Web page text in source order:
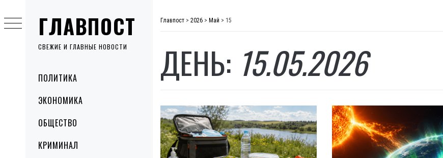
ГЛАВПОСТ
СВЕЖИЕ И ГЛАВНЫЕ НОВОСТИ
MenuПОЛИТИКА
ЭКОНОМИКА
ОБЩЕСТВО
КРИМИНАЛ
to
content
Главпост > 2026 > Май > 15
ДЕНЬ: 15.05.2026